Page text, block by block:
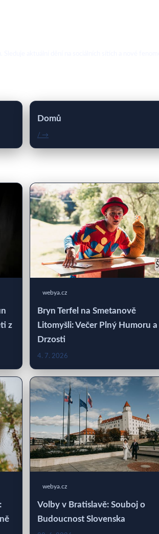
Domů
/ →
z
webya.cz
Bryn Terfel na Smetanově
Litomyšli: Večer Plný Humoru a
Drzosti
4. 7. 2026
webya.cz
Volby v Bratislavě: Souboj o
Budoucnost Slovenska